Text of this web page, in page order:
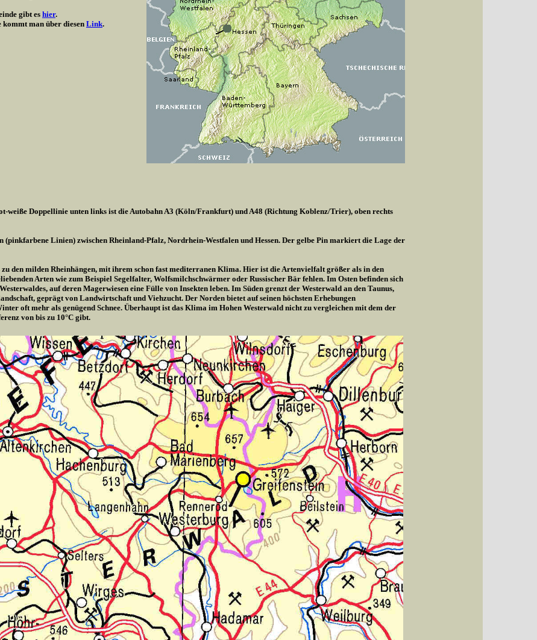
gibt es hier.
kommt man über diesen Link.
weiße Doppellinie unten links ist die Autobahn A3 (Köln/Frankfurt) und A48 (Richtung Koblenz/Trier), oben rechts
(pinkfarbene Linien) zwischen Rheinland-Pfalz, Nordrhein-Westfalen und Hessen. Der gelbe Pin markiert die Lage der
den milden Rheinhängen, mit ihrem schon fast mediterranen Klima. Hier ist die Artenvielfalt größer als in den
Arten wie zum Beispiel Segelfalter, Wolfsmilchschwärmer oder Russischer Bär fehlen. Im Osten befinden sich
auf deren Magerwiesen eine Fülle von Insekten leben. Im Süden grenzt der Westerwald an den Taunus,
geprägt von Landwirtschaft und Viehzucht. Der Norden bietet auf seinen höchsten Erhebungen
oft mehr als genügend Schnee. Überhaupt ist das Klima im Hohen Westerwald nicht zu vergleichen mit dem der
von bis zu 10°C gibt.